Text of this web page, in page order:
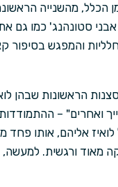
מהשנייה
סטונהנג' כמו גם
והמפגש בסיפור
הראשונות שבהן
ואחרים" –
לואיז אליהם, אותו
ורגשית. למעשה,